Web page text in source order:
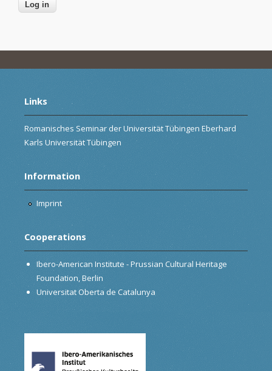
Links
Romanisches Seminar der Universität Tübingen Eberhard
Karls Universität Tübingen
Information
Imprint
Cooperations
Ibero-American Institute - Prussian Cultural Heritage
Foundation, Berlin
Universitat Oberta de Catalunya